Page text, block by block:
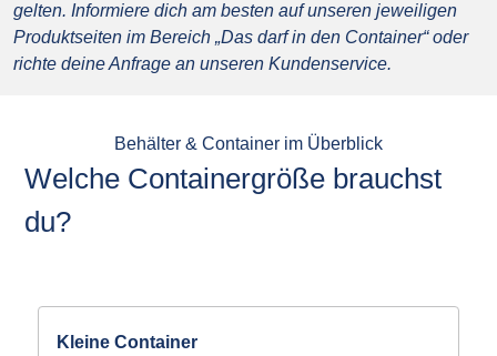
gelten. Informiere dich am besten auf unseren jeweiligen
Produktseiten im Bereich „Das darf in den Container“ oder
richte deine Anfrage an unseren Kundenservice.
Behälter & Container im Überblick
Welche Containergröße brauchst
du?
Kleine Container